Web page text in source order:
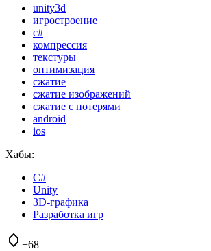
unity3d
игростроение
c#
компрессия
текстуры
оптимизация
сжатие
сжатие изображений
сжатие с потерями
android
ios
Хабы:
C#
Unity
3D-графика
Разработка игр
+68